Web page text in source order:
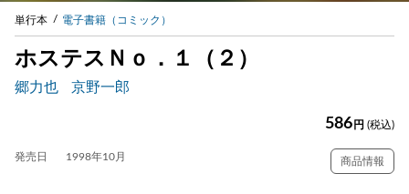
単行本 電子書籍（コミック）
ホステスＮｏ．１（２）
郷力也 京野一郎
586 円 (税込)
発売日 1998年10月 商品情報